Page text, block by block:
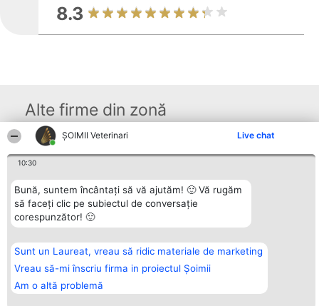
ȘOIMII Veterinari Live chat
10:30
Bună, suntem încântați să vă ajutăm! 🙂 Vă rugăm
să faceți clic pe subiectul de conversație
corespunzător! 🙂
Sunt un Laureat, vreau să ridic materiale de marketing
Vreau să-mi înscriu firma in proiectul Șoimii
Am o altă problemă
8.3
Alte firme din zonă
Organizator Ranking
BRIGHT SOLUTIONS BR SRL
Aleea Timisul De Sus 2 Bl. A30
Sc. A Et. 4 Ap. 13 Cod 061952
București
CUI 36737675
tel: +40 770 990 492
Plebiscyt
Lista Tuturor
Laureaților
Reguli
Contact